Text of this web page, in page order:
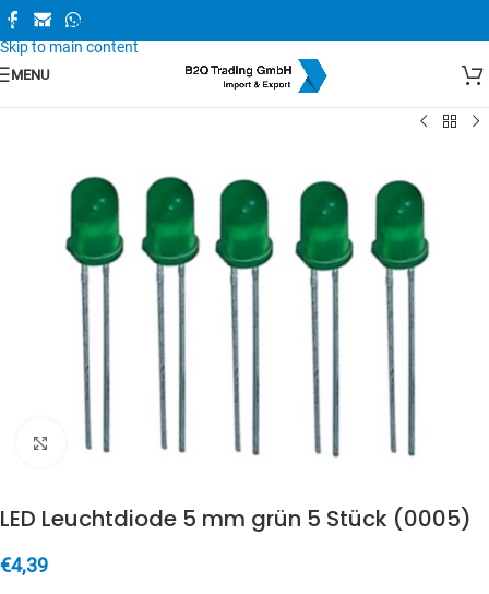
Skip to navigation
Skip to main content
MENU
Zum Vergrößern anklicken
LED Leuchtdiode 5 mm grün 5 Stück (0005)
€4,39